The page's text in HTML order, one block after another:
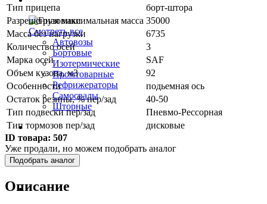
Смотреть все
Автовозы
Бортовые
Изотермические
Промтоварные
Рефрижераторы
Самосвалы
Шторные
Коммерческие авто
Автобусы
Спецтехника
Тип прицепа
борт-штора
Разрешенная максимальная масса 35000
Масса без нагрузки
6735
Количество осей
3
Марка осей
SAF
Объем кузова, м3
92
Особенности
подьемная ось
Остаток резины, % пер/зад
40-50
Тип подвески пер/зад
Пневмо-Рессорная
Тип тормозов пер/зад
дисковые
ID товара: 507
Уже продали, но можем подобрать аналог
Подобрать аналог
Описание